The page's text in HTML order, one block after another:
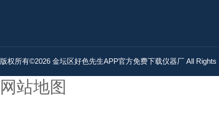
版权所有©2026 金坛区好色先生APP官方免费下载仪器厂 All
网站地图